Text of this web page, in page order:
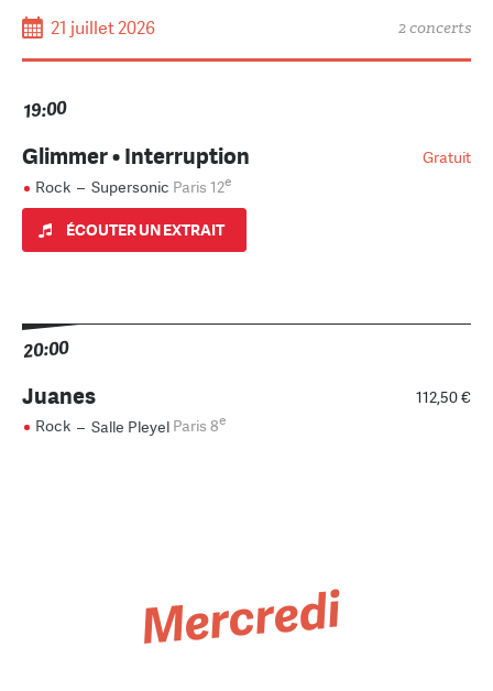
21 juillet 2026 2 concerts
19:00
Gratuit
Glimmer • Interruption
Rock – Supersonic Paris 12e
ÉCOUTER UN EXTRAIT
20:00
112,50 €
Juanes
Rock – Salle Pleyel Paris 8e
Mercredi